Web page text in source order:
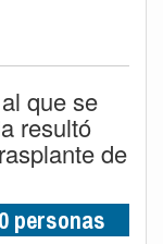
que se
resultó
de
personas